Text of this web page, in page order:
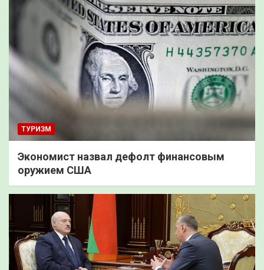
ТУРИЗМ
Экономист назвал дефолт финансовым
оружием США